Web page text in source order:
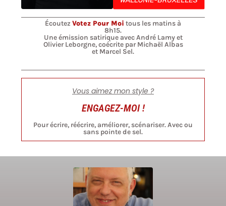
Écoutez Votez Pour Moi tous les matins à
8h15.
Une émission satirique avec André Lamy et
Olivier Leborgne, coécrite par Michaël Albas
et Marcel Sel.
Vous aimez mon style ?
ENGAGEZ-MOI !
Pour écrire, réécrire, améliorer, scénariser. Avec ou
sans pointe de sel.